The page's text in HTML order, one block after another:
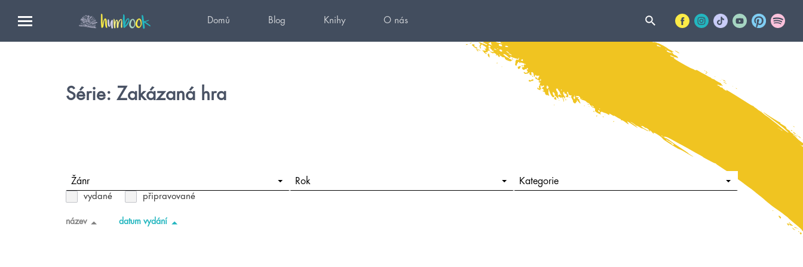
Domů Blog Knihy O nás
Série: Zakázaná hra
Žánr Rok Kategorie
vydané připravované
název datum vydání